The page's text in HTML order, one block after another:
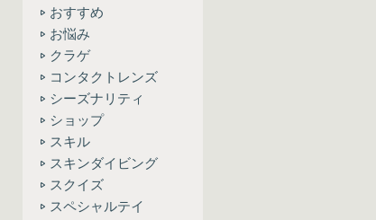
おすすめ
お悩み
クラゲ
コンタクトレンズ
シーズナリティ
ショップ
スキル
スキンダイビング
スクイズ
スペシャルテイ